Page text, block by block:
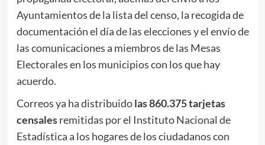
Ayuntamientos de la lista del censo, la recogida de
documentación el día de las elecciones y el envío de
las comunicaciones a miembros de las Mesas
Electorales en los municipios con los que hay
acuerdo.
Correos ya ha distribuidolas860.375 tarjetas
censalesremitidas por el Instituto Nacional de
Estadística a los hogares de los ciudadanos con